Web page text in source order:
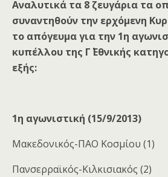
Αναλυτικά τα 8 ζευγάρια τα
συναντηθούν την ερχόμενη
το απόγευμα για την 1η
κυπέλλου της Γ΄ Εθνικής
εξής:
1η αγωνιστική (15/9/2013)
Μακεδονικός-ΠΑΟ Κοσμίου (1)
Πανσερραϊκός-Κιλκισιακός (2)